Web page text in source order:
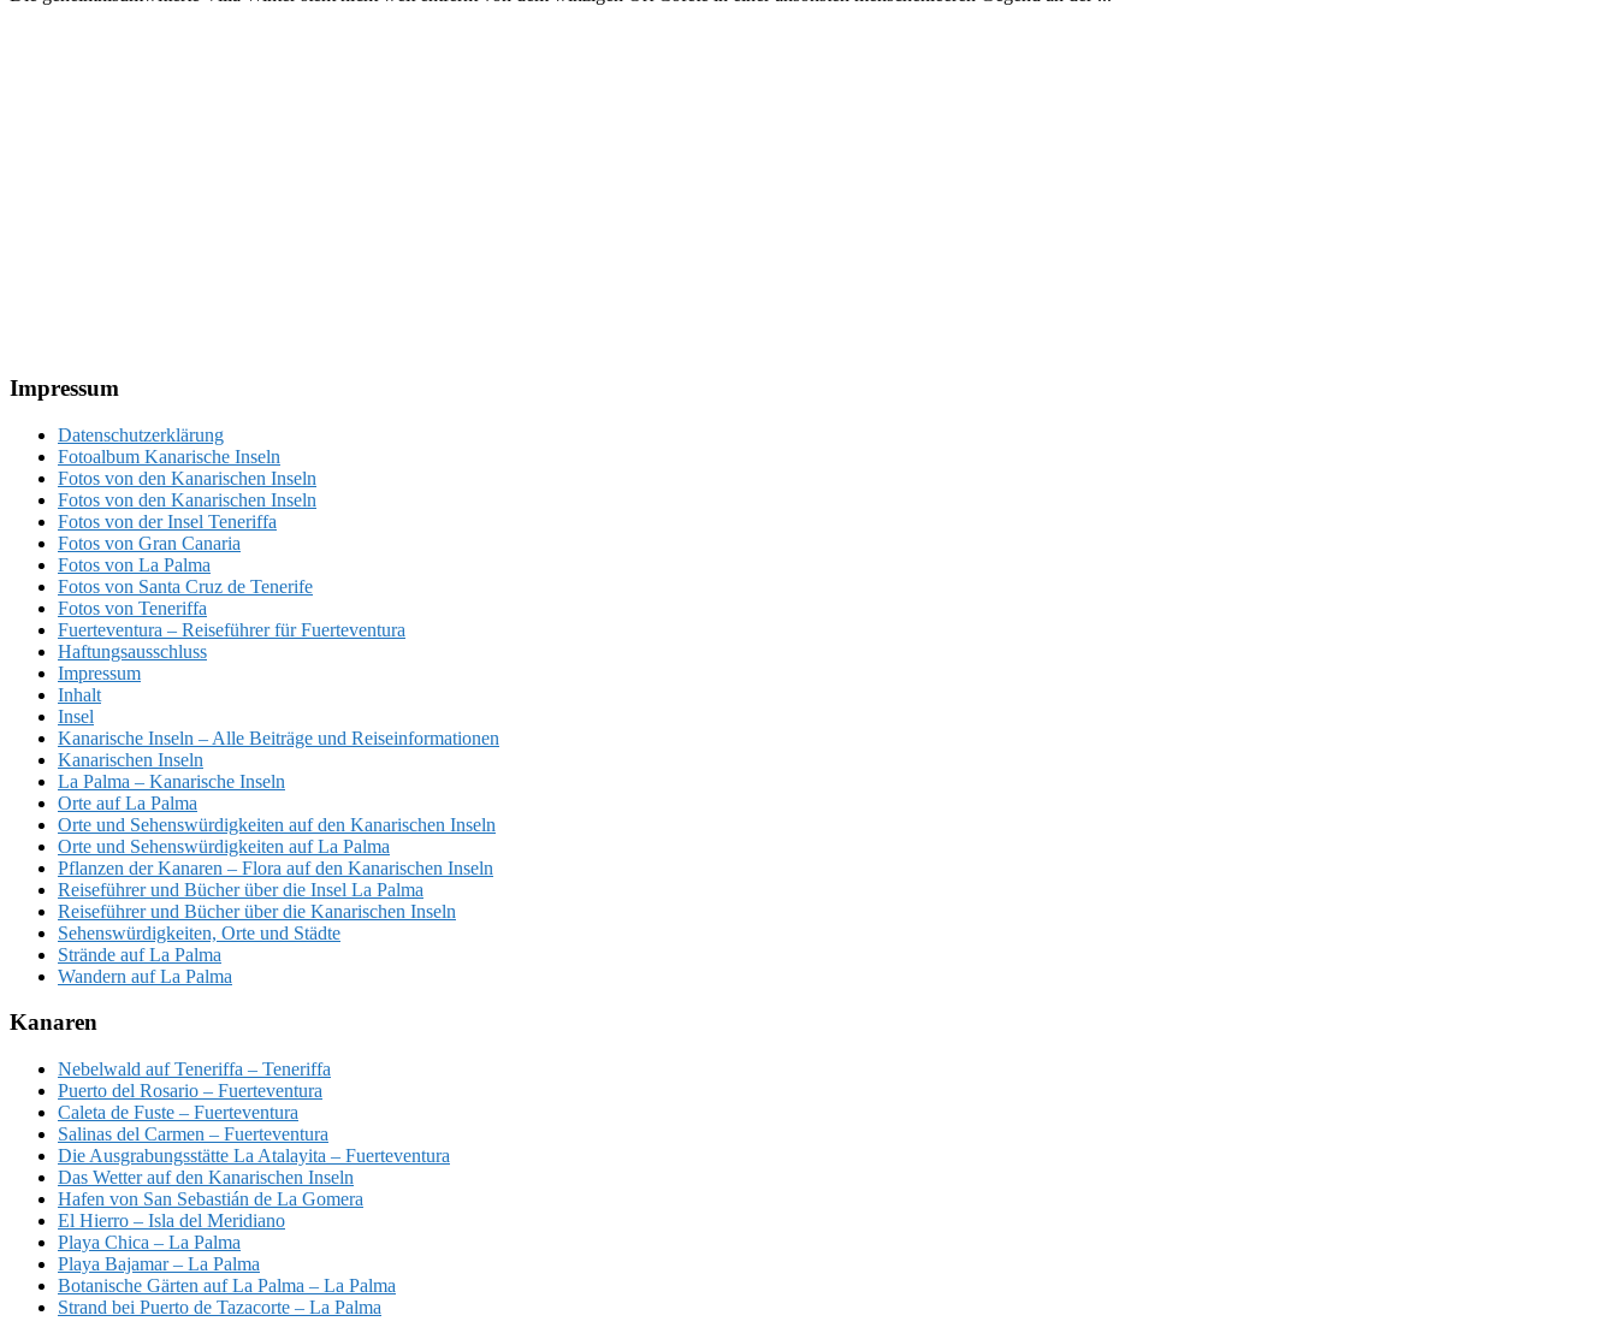
Footer
Impressum
Datenschutzerklärung
Fotoalbum Kanarische Inseln
Fotos von den Kanarischen Inseln
Fotos von den Kanarischen Inseln
Fotos von der Insel Teneriffa
Fotos von Gran Canaria
Fotos von La Palma
Fotos von Santa Cruz de Tenerife
Fotos von Teneriffa
Fuerteventura – Reiseführer für Fuerteventura
Haftungsausschluss
Impressum
Inhalt
Insel
Kanarische Inseln – Alle Beiträge und Reiseinformationen
Kanarischen Inseln
La Palma – Kanarische Inseln
Orte auf La Palma
Orte und Sehenswürdigkeiten auf den Kanarischen Inseln
Orte und Sehenswürdigkeiten auf La Palma
Pflanzen der Kanaren – Flora auf den Kanarischen Inseln
Reiseführer und Bücher über die Insel La Palma
Reiseführer und Bücher über die Kanarischen Inseln
Sehenswürdigkeiten, Orte und Städte
Strände auf La Palma
Wandern auf La Palma
Kanaren
Nebelwald auf Teneriffa – Teneriffa
Puerto del Rosario – Fuerteventura
Caleta de Fuste – Fuerteventura
Salinas del Carmen – Fuerteventura
Die Ausgrabungsstätte La Atalayita – Fuerteventura
Das Wetter auf den Kanarischen Inseln
Hafen von San Sebastián de La Gomera
El Hierro – Isla del Meridiano
Playa Chica – La Palma
Playa Bajamar – La Palma
Botanische Gärten auf La Palma – La Palma
Strand bei Puerto de Tazacorte – La Palma